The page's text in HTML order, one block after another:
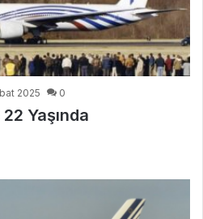
2025 0
Yaşında